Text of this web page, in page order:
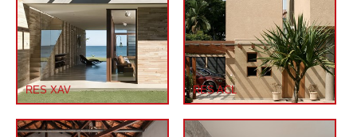
RES XAV RES ACL